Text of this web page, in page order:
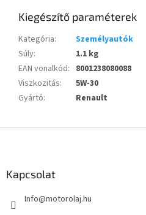
Kiegészítő paraméterek
Kategória:
Személyautók
Súly:
1.1 kg
EAN vonalkód: 8001238080088
Viszkozitás:
5W-30
Gyártó: Renault
Kapcsolat
Info@motorolaj.hu